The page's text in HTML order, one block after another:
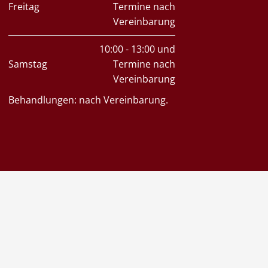
Freitag
Termine nach
Vereinbarung
Samstag
10:00 - 13:00 und
Termine nach
Vereinbarung
Behandlungen: nach Vereinbarung.